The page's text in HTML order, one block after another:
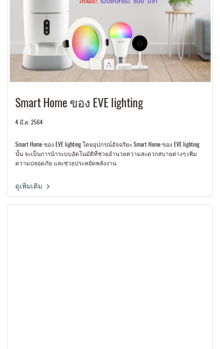
Smart Home ของ EVE lighting
4 มี.ค. 2564
Smart Home ของ EVE lighting โดยอุปกรณ์อัจฉริยะ Smart Home ของ EVE lighting
นั้น จะเป็นการนำระบบอัตโนมัติที่ช่วยอำนวยความสะดวกสบายต่างๆ เพิ่ม
ความปลอดภัย และช่วยประหยัดพลังงาน
ดูเพิ่มเติม